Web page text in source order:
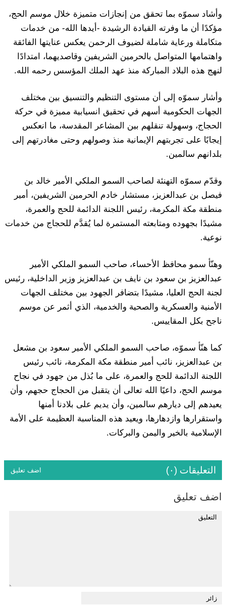
وأشاد سموّه بما تحقق من إنجازات متميزة خلال موسم الحج،
مؤكدًا أن ما وفرته القيادة الرشيدة -أيدها الله- من خدمات
متكاملة ورعاية شاملة لضيوف الرحمن يعكس عنايتها الفائقة
واهتمامها المتواصل بالحرمين الشريفين وقاصديهما، امتدادًا
لنهج هذه البلاد المباركة منذ عهد الملك المؤسس رحمه الله.
وأشار سموّه إلى أن مستوى التنظيم والتنسيق بين مختلف
الجهات الحكومية أسهم في تحقيق انسيابية مميزة في حركة
الحجاج، وسهولة تنقلهم بين المشاعر المقدسة، ما انعكس
إيجابًا على تجربتهم الإيمانية منذ وصولهم وحتى مغادرتهم إلى
بلدانهم سالمين.
وقدّم سموّه التهنئة لصاحب السمو الملكي الأمير خالد بن
فيصل بن عبدالعزيز، مستشار خادم الحرمين الشريفين، أمير
منطقة مكة المكرمة، رئيس اللجنة الدائمة للحج والعمرة،
مشيدًا بجهوده ومتابعته المستمرة لما يُقدَّم للحجاج من خدمات
نوعية.
وهنّأ سمو محافظ الأحساء، صاحب السمو الملكي الأمير
عبدالعزيز بن سعود بن نايف بن عبدالعزيز وزير الداخلية، رئيس
لجنة الحج العليا، مشيدًا بتضافر الجهود بين مختلف الجهات
الأمنية والعسكرية والصحية والخدمية، الذي أثمر عن موسم
ناجح بكل المقاييس.
كما هنّأ سموّه، صاحب السمو الملكي الأمير سعود بن مشعل
بن عبدالعزيز، نائب أمير منطقة مكة المكرمة، نائب رئيس
اللجنة الدائمة للحج والعمرة، على ما بُذل من جهود في نجاح
موسم الحج، داعيًا الله تعالى أن يتقبل من الحجاج حجهم، وأن
يعيدهم إلى ديارهم سالمين، وأن يديم على بلادنا أمنها
واستقرارها وازدهارها، ويعيد هذه المناسبة العظيمة على الأمة
الإسلامية بالخير واليمن والبركات.
التعليقات (٠) اضف تعليق
اضف تعليق